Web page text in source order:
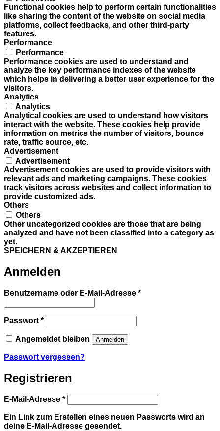
Functional cookies help to perform certain functionalities
like sharing the content of the website on social media
platforms, collect feedbacks, and other third-party
features.
Performance
Performance
Performance cookies are used to understand and
analyze the key performance indexes of the website
which helps in delivering a better user experience for the
visitors.
Analytics
Analytics
Analytical cookies are used to understand how visitors
interact with the website. These cookies help provide
information on metrics the number of visitors, bounce
rate, traffic source, etc.
Advertisement
Advertisement
Advertisement cookies are used to provide visitors with
relevant ads and marketing campaigns. These cookies
track visitors across websites and collect information to
provide customized ads.
Others
Others
Other uncategorized cookies are those that are being
analyzed and have not been classified into a category as
yet.
SPEICHERN & AKZEPTIEREN
Anmelden
Benutzername oder E-Mail-Adresse *Erforderlich
Passwort *Erforderlich
Angemeldet bleiben Anmelden
Passwort vergessen?
Registrieren
E-Mail-Adresse *Erforderlich
Ein Link zum Erstellen eines neuen Passworts wird an
deine E-Mail-Adresse gesendet.